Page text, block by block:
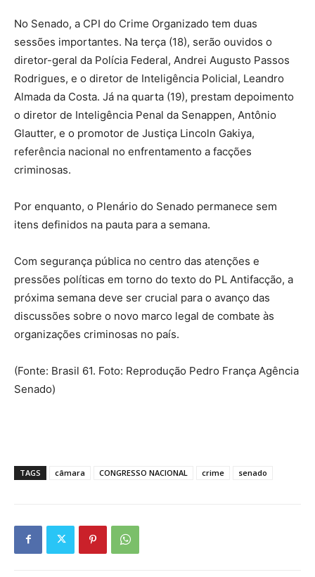
No Senado, a CPI do Crime Organizado tem duas
sessões importantes. Na terça (18), serão ouvidos o
diretor-geral da Polícia Federal, Andrei Augusto Passos
Rodrigues, e o diretor de Inteligência Policial, Leandro
Almada da Costa. Já na quarta (19), prestam depoimento
o diretor de Inteligência Penal da Senappen, Antônio
Glautter, e o promotor de Justiça Lincoln Gakiya,
referência nacional no enfrentamento a facções
criminosas.
Por enquanto, o Plenário do Senado permanece sem
itens definidos na pauta para a semana.
Com segurança pública no centro das atenções e
pressões políticas em torno do texto do PL Antifacção, a
próxima semana deve ser crucial para o avanço das
discussões sobre o novo marco legal de combate às
organizações criminosas no país.
(Fonte: Brasil 61. Foto: Reprodução Pedro França Agência
Senado)
TAGS câmara CONGRESSO NACIONAL crime senado